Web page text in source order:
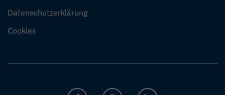
Datenschutzerklärung
Cookies